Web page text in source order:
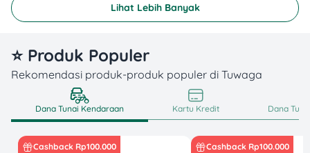
Lihat Lebih Banyak
⭐ Produk Populer
Rekomendasi produk-produk populer di Tuwaga
Dana Tunai Kendaraan Kartu Kredit Dana
Cashback Rp100.000 Cashback Rp100.000